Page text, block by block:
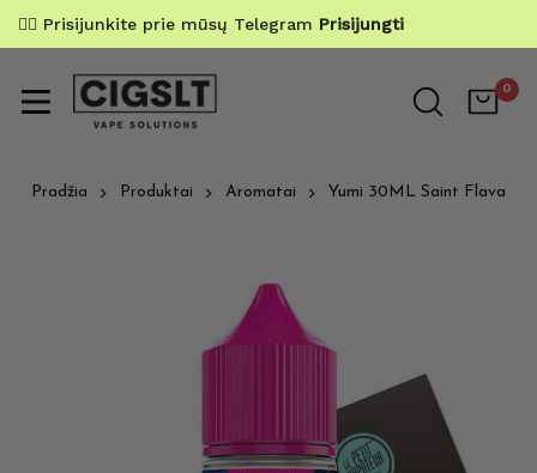
✌🏼 Prisijunkite prie mūsų Telegram Prisijungti
0
Pradžia Produktai Aromatai Yumi 30ML Saint Flava